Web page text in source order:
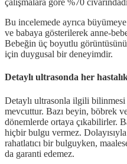
çalışmalara göre %70
Bu incelemede ayrıca
ve babaya gösterilerek anne-
Bebeğin üç boyutlu
için duygusal bir deneyimdir.
Detaylı ultrasonda her
Detaylı ultrasonla ilgili bilinmesi
mevcuttur. Bazı beyin, böbrek
dönemlerde ortaya çıkabilirler.
hiçbir bulgu vermez.
rahatlatıcı bir bulguyken,
da garanti edemez.